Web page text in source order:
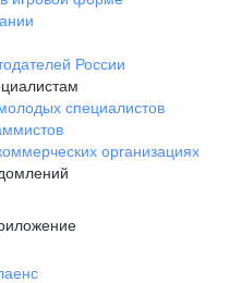
России
специалистов
организациях